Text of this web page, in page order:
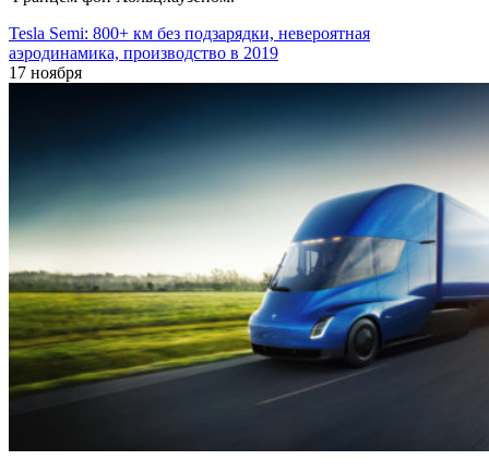
Tesla Semi: 800+ км без подзарядки, невероятная
аэродинамика, производство в 2019
17 ноября